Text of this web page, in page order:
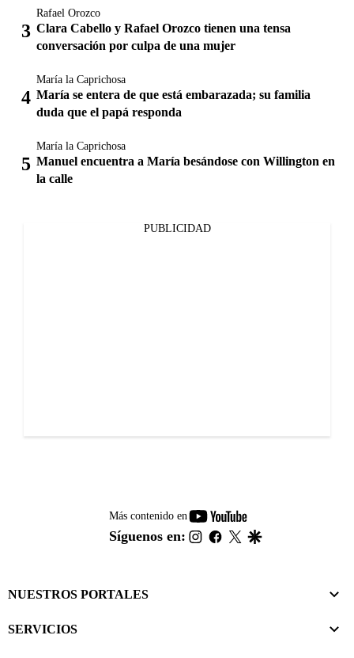
Rafael Orozco
Clara Cabello y Rafael Orozco tienen una tensa
conversación por culpa de una mujer
María la Caprichosa
María se entera de que está embarazada; su familia
duda que el papá responda
María la Caprichosa
Manuel encuentra a María besándose con Willington en
la calle
PUBLICIDAD
Más contenido en
youtube-
footer
Síguenos en: instagram
facebook
twitter
NUESTROS PORTALES
SERVICIOS